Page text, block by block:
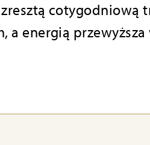
cotygodniową
a energią